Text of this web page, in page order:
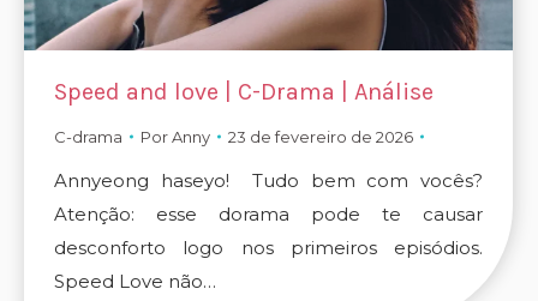
Speed and love | C-Drama | Análise
C-drama PorAnny 23 de fevereiro de 2026
Annyeong haseyo! Tudo bem com vocês?
Atenção: esse dorama pode te causar
desconforto logo nos primeiros episódios.
Speed Love não…